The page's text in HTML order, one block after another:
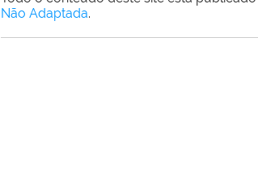
Não Adaptada.